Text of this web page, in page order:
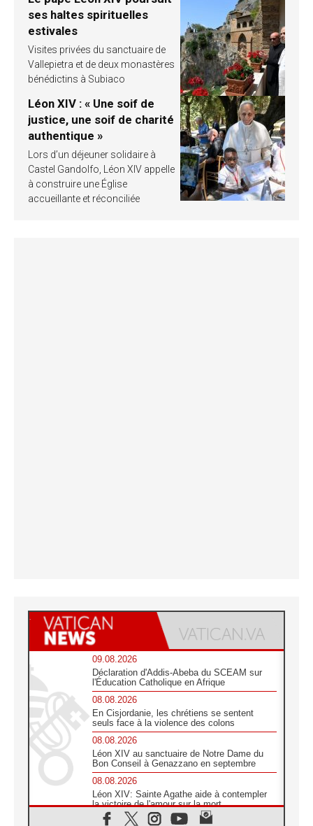
ses haltes spirituelles
estivales
Visites privées du sanctuaire de
Vallepietra et de deux monastères
bénédictins à Subiaco
Léon XIV : « Une soif de
justice, une soif de charité
authentique »
Lors d’un déjeuner solidaire à
Castel Gandolfo, Léon XIV appelle
à construire une Église
accueillante et réconciliée
09.08.2026
Déclaration d'Addis-Abeba du SCEAM sur
l'Éducation Catholique en Afrique
08.08.2026
En Cisjordanie, les chrétiens se sentent
seuls face à la violence des colons
08.08.2026
Léon XIV au sanctuaire de Notre Dame du
Bon Conseil à Genazzano en septembre
08.08.2026
Léon XIV: Sainte Agathe aide à contempler
la victoire de l'amour sur la mort
08.08.2026